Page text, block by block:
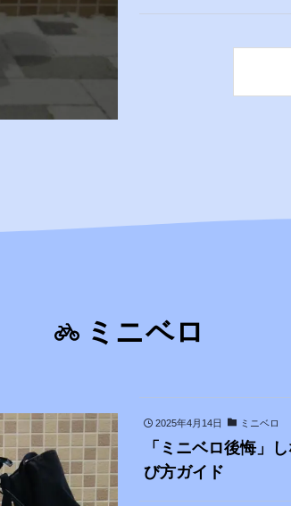
ミニベロ
2025年4月14日 ミニベロ
「ミニベロ後悔」
び方ガイド